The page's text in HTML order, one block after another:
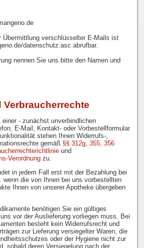
Übermittlung verschlüsselter E-Mails ist
datenschutz.asc abrufbar.
nennen Sie uns bitte den Namen und
Verbraucherrechte
einer - zunächst unverbindlichen
E-Mail, Kontakt- oder Vorbestellformular
stehen Ihnen Widerrufs-,
gemäß §§ 312g, 355, 356
und
Verordnungzu.
in jedem Fall erst mit der Bezahlung bei
wenn die von Ihnen bei uns vorbestellten
Ihnen von unserer Apotheke übergeben
benötigen Sie ein gültiges
vor der Auslieferung vorliegen muss. Bei
besteht kein Widerrufsrecht und
zur Lieferung versiegelter Waren, die
oder der Hygiene nicht zur
sobald deren Versiegelung nach der